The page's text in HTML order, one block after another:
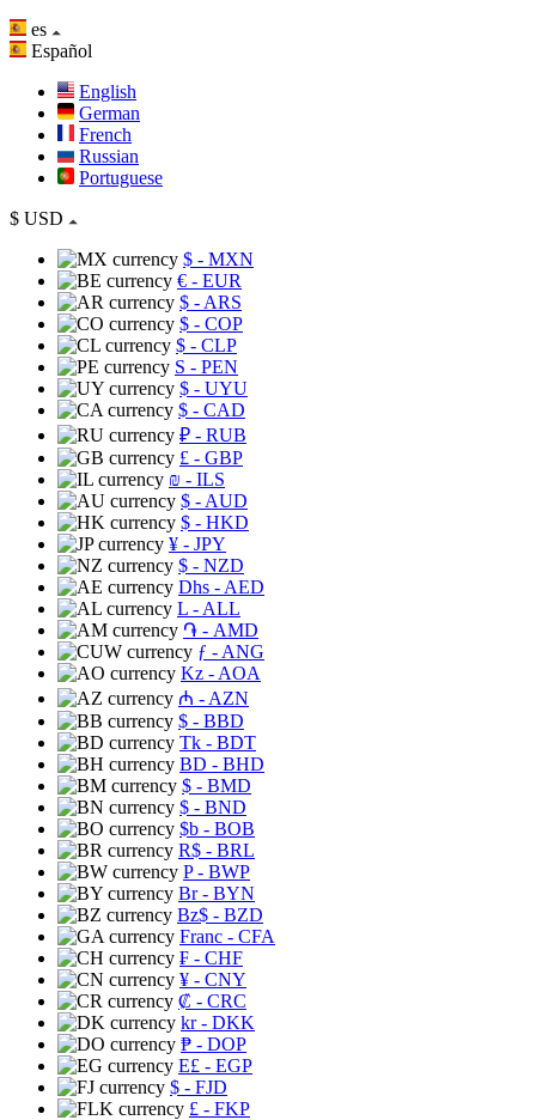
es
Español
English
German
French
Russian
Portuguese
$ USD
$ - MXN
€ - EUR
$ - ARS
$ - COP
$ - CLP
S - PEN
$ - UYU
$ - CAD
₽ - RUB
£ - GBP
₪ - ILS
$ - AUD
$ - HKD
¥ - JPY
$ - NZD
Dhs - AED
L - ALL
֏ - AMD
ƒ - ANG
Kz - AOA
₼ - AZN
$ - BBD
Tk - BDT
BD - BHD
$ - BMD
$ - BND
$b - BOB
R$ - BRL
P- BWP
Br- BYN
Bz$ - BZD
Franc - CFA
₣ - CHF
¥ - CNY
₡ - CRC
kr- DKK
₱ - DOP
E£ - EGP
$ - FJD
£ - FKP